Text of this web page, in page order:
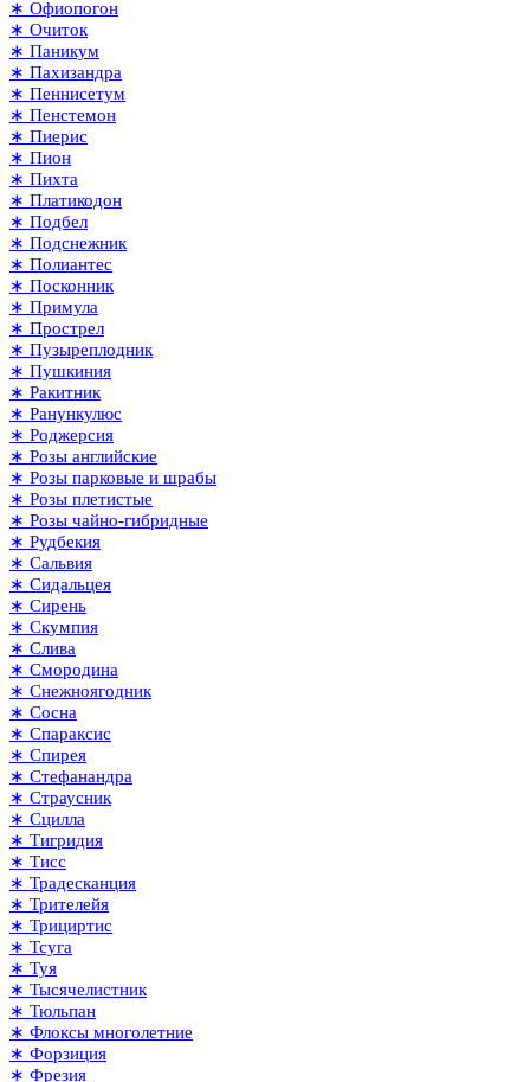
∗ Офиопогон
∗ Очиток
∗ Паникум
∗ Пахизандра
∗ Пеннисетум
∗ Пенстемон
∗ Пиерис
∗ Пион
∗ Пихта
∗ Платикодон
∗ Подбел
∗ Подснежник
∗ Полиантес
∗ Посконник
∗ Примула
∗ Прострел
∗ Пузыреплодник
∗ Пушкиния
∗ Ракитник
∗ Ранункулюс
∗ Роджерсия
∗ Розы английские
∗ Розы парковые и шрабы
∗ Розы плетистые
∗ Розы чайно-гибридные
∗ Рудбекия
∗ Сальвия
∗ Сидальцея
∗ Сирень
∗ Скумпия
∗ Слива
∗ Смородина
∗ Снежноягодник
∗ Сосна
∗ Спараксис
∗ Спирея
∗ Стефанандра
∗ Страусник
∗ Сцилла
∗ Тигридия
∗ Тисс
∗ Традесканция
∗ Трителейя
∗ Трициртис
∗ Тсуга
∗ Туя
∗ Тысячелистник
∗ Тюльпан
∗ Флоксы многолетние
∗ Форзиция
∗ Фрезия